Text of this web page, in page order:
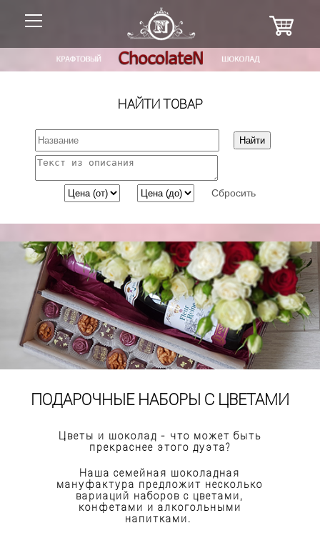
НАЙТИ ТОВАР
Сбросить
ПОДАРОЧНЫЕ НАБОРЫ С ЦВЕТАМИ
Цветы и шоколад - что может быть
прекраснее этого дуэта?
Наша семейная шоколадная
мануфактура предложит несколько
вариаций наборов с цветами,
конфетами и алкогольными
напитками.